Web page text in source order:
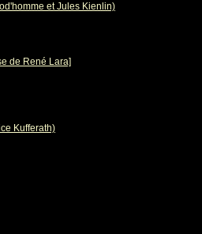
et Jules Kienlin)
de René Lara]
Kufferath)